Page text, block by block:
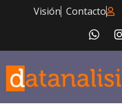
Visión Contacto